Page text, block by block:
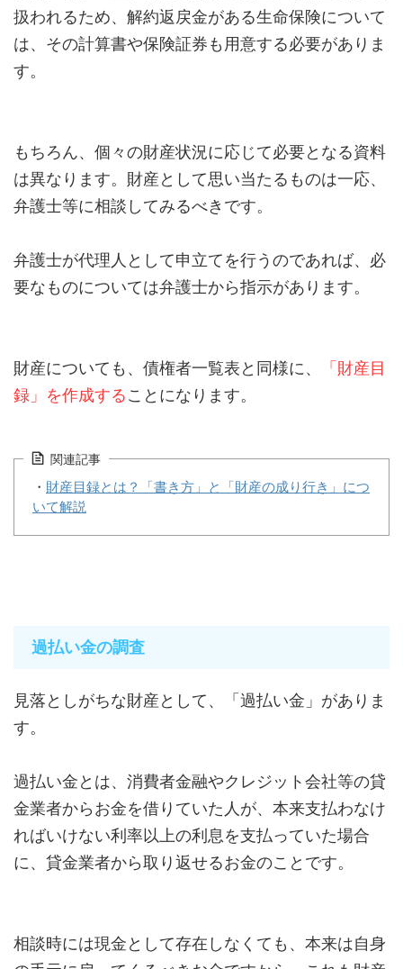
扱われるため、解約返戻金がある生命保険について
は、その計算書や保険証券も用意する必要がありま
す。
もちろん、個々の財産状況に応じて必要となる資料
は異なります。財産として思い当たるものは一応、
弁護士等に相談してみるべきです。
弁護士が代理人として申立てを行うのであれば、必
要なものについては弁護士から指示があります。
財産についても、債権者一覧表と同様に、
「財産目
録」を作成することになります。
関連記事
・ 財産目録とは？「書き方」と「財産の成り行き」につ
いて解説
過払い金の調査
見落としがちな財産として、「過払い金」がありま
す。
過払い金とは、消費者金融やクレジット会社等の貸
金業者からお金を借りていた人が、本来支払わなけ
ればいけない利率以上の利息を支払っていた場合
に、貸金業者から取り返せるお金のことです。
相談時には現金として存在しなくても、本来は自身